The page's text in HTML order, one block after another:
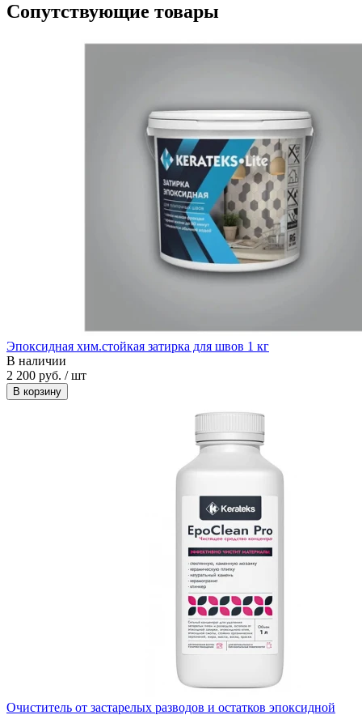
Сопутствующие товары
Эпоксидная хим.стойкая затирка для швов 1 кг
В наличии
2 200 руб. / шт
В корзину
Очиститель от застарелых разводов и остатков эпоксидной